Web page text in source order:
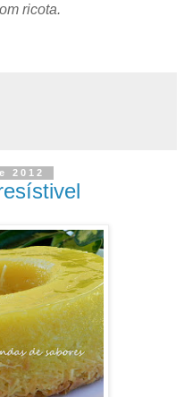
ricota.
2012